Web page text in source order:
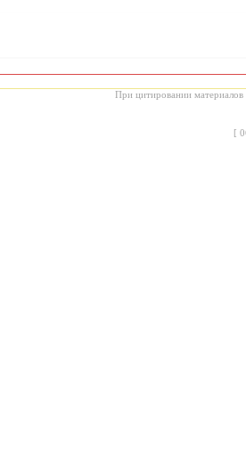
При цитировании материалов
[